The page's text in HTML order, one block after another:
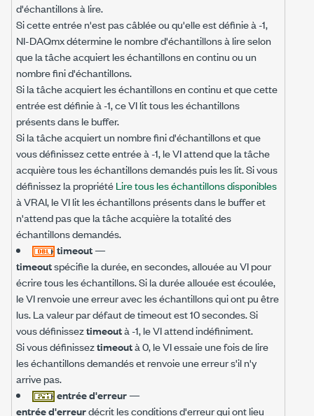
d'échantillons à lire.
Si cette entrée n'est pas câblée ou qu'elle est définie à -1,
NI-DAQmx détermine le nombre d'échantillons à lire selon
que la tâche acquiert les échantillons en continu ou un
nombre fini d'échantillons.
Si la tâche acquiert les échantillons en continu et que cette
entrée est définie à -1, ce VI lit tous les échantillons
présents dans le buffer.
Si la tâche acquiert un nombre fini d'échantillons et que
vous définissez cette entrée à -1, le VI attend que la tâche
acquière tous les échantillons demandés puis les lit. Si vous
définissez la propriétéLire tous les échantillons disponibles
à VRAI, le VI lit les échantillons présents dans le buffer et
n'attend pas que la tâche acquière la totalité des
échantillons demandés.
timeout—
timeoutspécifie la durée, en secondes, allouée au VI pour
écrire tous les échantillons. Si la durée allouée est écoulée,
le VI renvoie une erreur avec les échantillons qui ont pu être
lus. La valeur par défaut de timeout est 10 secondes. Si
vous définisseztimeoutà -1, le VI attend indéfiniment.
Si vous définisseztimeoutà 0, le VI essaie une fois de lire
les échantillons demandés et renvoie une erreur s'il n'y
arrive pas.
entrée d'erreur—
entrée d'erreurdécrit les conditions d'erreur qui ont lieu